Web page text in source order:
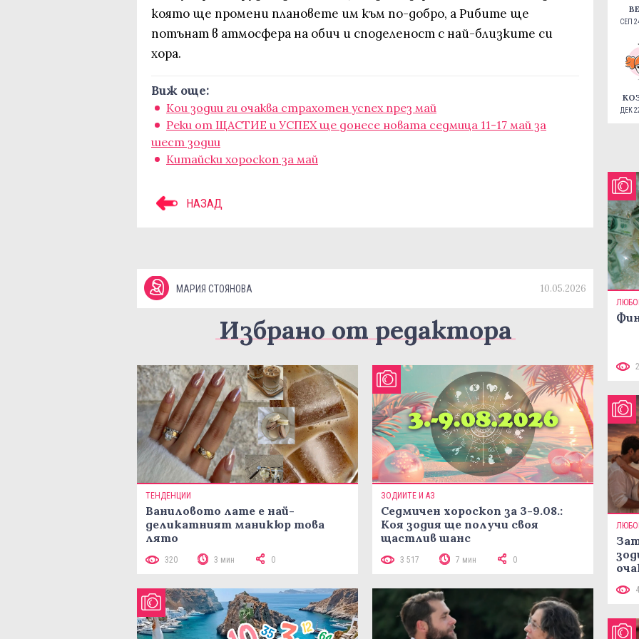
която ще промени плановете им към по-добро, а Рибите ще
потънат в атмосфера на обич и споделеност с най-близките си
хора.
Виж още:
Кои зодии ги очаква страхотен успех през май
Реки от ЩАСТИЕ и УСПЕХ ще донесе новата седмица 11-17 май за
шест зодии
Китайски хороскоп за май
НАЗАД
МАРИЯ СТОЯНОВА 10.05.2026
Избрано от редактора
ТЕНДЕНЦИИ
Ваниловото лате е най-
деликатният маникюр това
лято
320 3 мин 0
ЗОДИИТЕ И АЗ
Седмичен хороскоп за 3-9.08.:
Коя зодия ще получи своя
щастлив шанс
3 517 7 мин 0
СЕП
ДЕК